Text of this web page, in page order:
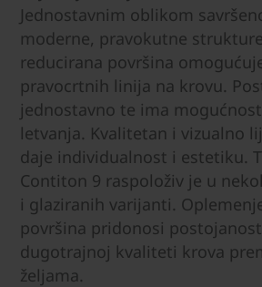
Jednostavnim oblikom
moderne, pravokutne
reducirana površina
pravocrtnih linija na krovu.
jednostavno te ima
letvanja. Kvalitetan i vizualno
daje individualnost i estetiku.
Contiton 9 raspoloživ je u
i glaziranih varijanti.
površina pridonosi
dugotrajnoj kvaliteti krova
željama.